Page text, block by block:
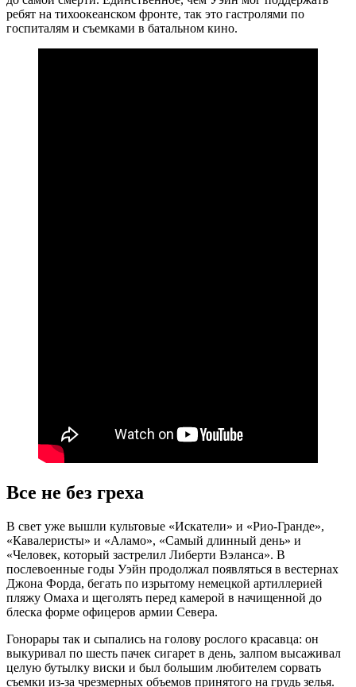
ребят на тихоокеанском фронте, так это гастролями по
госпиталям и съемками в батальном кино.
Все не без греха
В свет уже вышли культовые «Искатели» и «Рио-Гранде»,
«Кавалеристы» и «Аламо», «Самый длинный день» и
«Человек, который застрелил Либерти Вэланса». В
послевоенные годы Уэйн продолжал появляться в вестернах
Джона Форда, бегать по изрытому немецкой артиллерией
пляжу Омаха и щеголять перед камерой в начищенной до
блеска форме офицеров армии Севера.
Гонорары так и сыпались на голову рослого красавца: он
выкуривал по шесть пачек сигарет в день, залпом высаживал
целую бутылку виски и был большим любителем сорвать
съемки из-за чрезмерных объемов принятого на грудь зелья.